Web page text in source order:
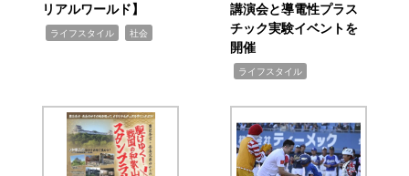
リアルワールド】
ライフスタイル 社会
講演会と導電性プラス
チック実験イベントを
開催
ライフスタイル